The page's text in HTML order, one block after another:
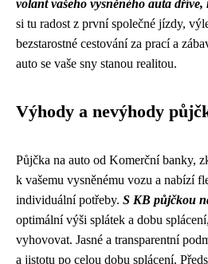
volant vašeho vysněného auta dříve,
si tu radost z první společné jízdy,
bezstarostné cestování za prací a
auto se vaše sny stanou realitou.
Výhody a nevýhody
Půjčka na auto od Komerční banky,
k vašemu vysněnému vozu a nabízí
individuální potřeby. S KB půjčkou
optimální výši splátek a dobu
vyhovovat. Jasné a transparentní
a jistotu po celou dobu splácení.